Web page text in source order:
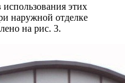
этих
наружной отделке
на рис. 3.